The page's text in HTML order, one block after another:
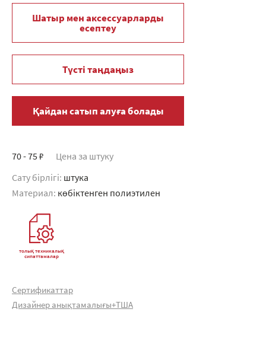
Шатыр мен аксессуарларды
есептеу
Түсті таңдаңыз
Қайдан сатып алуға болады
70 - 75 ₽ Цена за штуку
Сату бірлігі: штука
Материал: көбіктенген полиэтилен
толық техникалық
сипаттамалар
Сертификаттар
Дизайнер анықтамалығы+ТША